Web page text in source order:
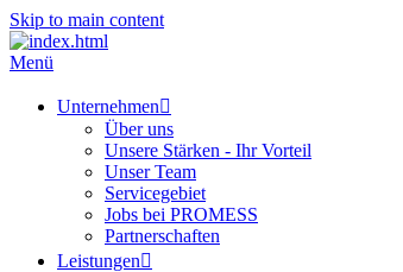
Skip to main content
Menü
Unternehmen
Über uns
Unsere Stärken - Ihr Vorteil
Unser Team
Servicegebiet
Jobs bei PROMESS
Partnerschaften
Leistungen